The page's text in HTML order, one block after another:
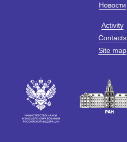
Новости
Activity
Contacts
Site map